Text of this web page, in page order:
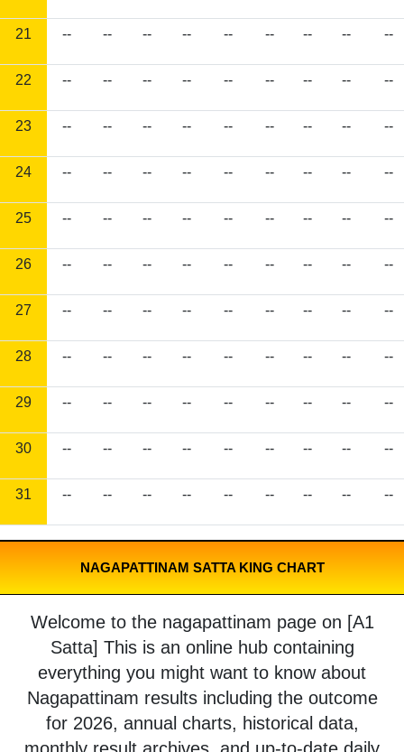
21 -- -- -- -- -- -- -- -- --
22 -- -- -- -- -- -- -- -- --
23 -- -- -- -- -- -- -- -- --
24 -- -- -- -- -- -- -- -- --
25 -- -- -- -- -- -- -- -- --
26 -- -- -- -- -- -- -- -- --
27 -- -- -- -- -- -- -- -- --
28 -- -- -- -- -- -- -- -- --
29 -- -- -- -- -- -- -- -- --
30 -- -- -- -- -- -- -- -- --
31 -- -- -- -- -- -- -- -- --
NAGAPATTINAM SATTA KING CHART
Welcome to the nagapattinam page on [A1
Satta] This is an online hub containing
everything you might want to know about
Nagapattinam results including the outcome
for 2026, annual charts, historical data,